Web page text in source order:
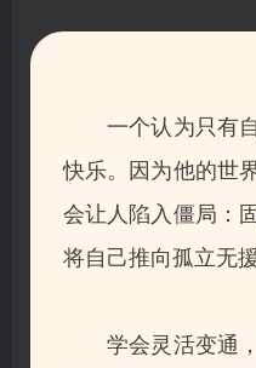
一个认为只有自
快乐。因为他的世
会让人陷入僵局：
将自己推向孤立无援
学会灵活变通，